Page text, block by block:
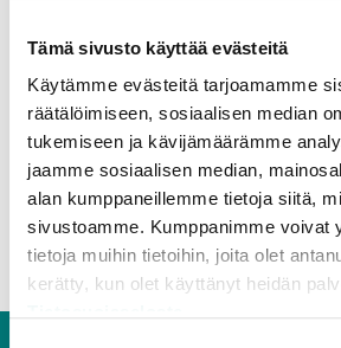
Tämä sivusto käyttää evästeitä
Käytämme evästeitä tarjoamamme
räätälöimiseen, sosiaalisen median
tukemiseen ja kävijämäärämme
jaamme sosiaalisen median,
alan kumppaneillemme tietoja siitä,
sivustoamme. Kumppanimme voivat
tietoja muihin tietoihin, joita olet
kerätty, kun olet käyttänyt heidän
Informationen i flyttanmälan når
automatiskt. På grund av det här
meddela vår kundtjänst om att
ändras.
Till